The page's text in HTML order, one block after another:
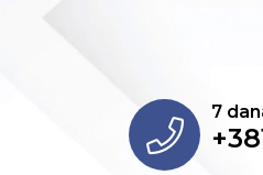
7